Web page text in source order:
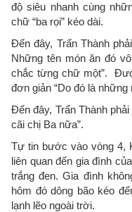
độ siêu nhanh cùng
chữ “ba rọi” kéo dài.
Đến đây, Trấn Thành
Những tên món ăn đó
chắc từng chữ một”.
đơn giản “Do đó là những
Đến đây, Trấn Thành
cãi chị Ba nữa”.
Tự tin bước vào vòng 4,
liên quan đến gia đình
trắng đen. Gia đình
hôm đó dông bão kéo
lạnh lẽo ngoài trời.